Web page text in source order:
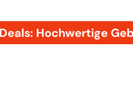
Hochwertige